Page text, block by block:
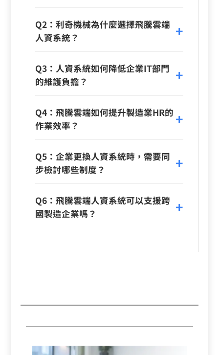
Q2：利奇機械為什麼選擇飛騰雲端
人資系統？
Q3：人資系統如何降低企業IT部門
的維護負擔？
Q4：飛騰雲端如何提升製造業HR的
作業效率？
Q5：企業更換人資系統時，需要同
步檢討哪些制度？
Q6：飛騰雲端人資系統可以支援跨
國製造企業嗎？